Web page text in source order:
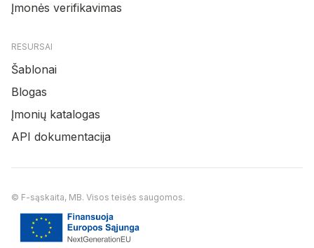
Įmonės verifikavimas
RESURSAI
Šablonai
Blogas
Įmonių katalogas
API dokumentacija
© F-sąskaita, MB. Visos teisės saugomos.